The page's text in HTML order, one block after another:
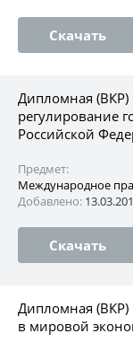
Скачать
Дипломная
регулирование
Российской
Предмет:
Международное
Добавлено:
Скачать
Дипломная
в мировой